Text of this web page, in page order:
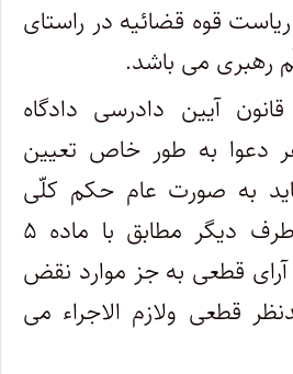
قوه قضائیه در راستای
رهبری می باشد.
مطابق با ماده ۴ قانون آیین دادرسی دادگاه
دعوا به طور خاص تعیین
به صورت عام حکم کلّی
صادر نمایند و از طرف دیگر مطابق با ماده ۵
آرای قطعی به جز موارد نقض
قطعی ولازم الاجراء می